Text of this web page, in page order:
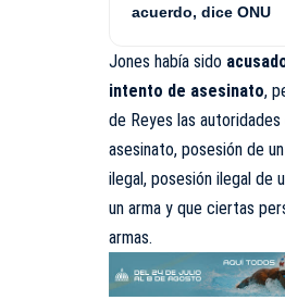
acuerdo, dice ONU
Jones había sido
intento de asesinato,
de Reyes las
asesinato, posesión de
ilegal, posesión ilegal de
un arma y que ciertas
armas.